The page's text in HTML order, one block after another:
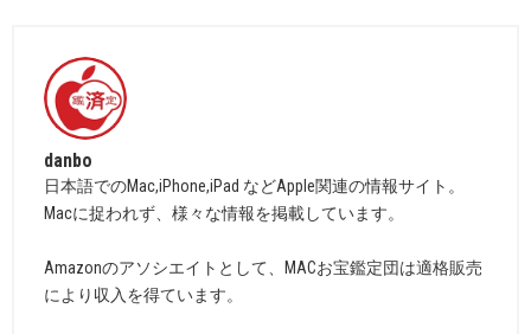
danbo
日本語でのMac,iPhone,iPad などApple関連の情報サイト。
Macに捉われず、様々な情報を掲載しています。
Amazonのアソシエイトとして、MACお宝鑑定団は適格販売
により収入を得ています。